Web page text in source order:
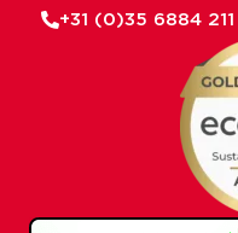
+31 (0)35 6884 211